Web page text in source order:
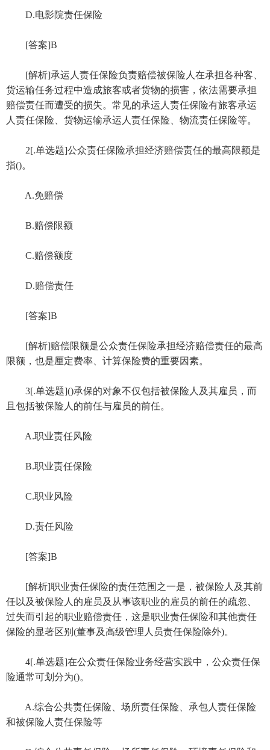
D.电影院责任保险
[答案]B
[解析]承运人责任保险负责赔偿被保险人在承担各种客、
货运输任务过程中造成旅客或者货物的损害，依法需要承担
赔偿责任而遭受的损失。常见的承运人责任保险有旅客承运
人责任保险、货物运输承运人责任保险、物流责任保险等。
2[.单选题]公众责任保险承担经济赔偿责任的最高限额是
指()。
A.免赔偿
B.赔偿限额
C.赔偿额度
D.赔偿责任
[答案]B
[解析]赔偿限额是公众责任保险承担经济赔偿责任的最高
限额，也是厘定费率、计算保险费的重要因素。
3[.单选题]()承保的对象不仅包括被保险人及其雇员，而
且包括被保险人的前任与雇员的前任。
A.职业责任风险
B.职业责任保险
C.职业风险
D.责任风险
[答案]B
[解析]职业责任保险的责任范围之一是，被保险人及其前
任以及被保险人的雇员及从事该职业的雇员的前任的疏忽、
过失而引起的职业赔偿责任，这是职业责任保险和其他责任
保险的显著区别(董事及高级管理人员责任保险除外)。
4[.单选题]在公众责任保险业务经营实践中，公众责任保
险通常可划分为()。
A.综合公共责任保险、场所责任保险、承包人责任保险
和被保险人责任保险等